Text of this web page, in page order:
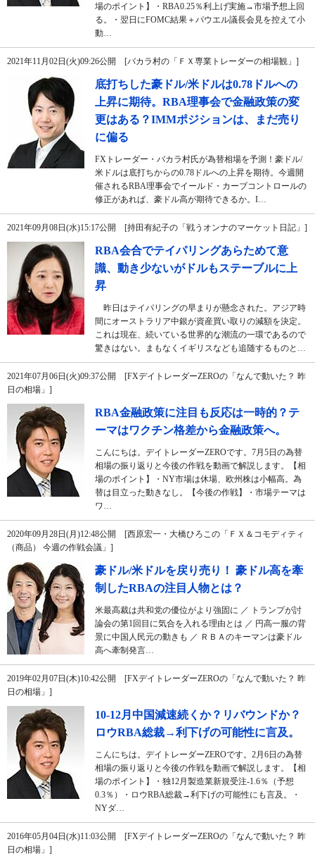
場のポイント】・RBA0.25％利上げ実施→市場予想上回
る。・翌日にFOMC結果＋パウエル議長会見を控えて小
動…
2021年11月02日(火)09:26公開 [バカラ村の「ＦＸ専業トレーダーの相場観」]
底打ちした豪ドル/米ドルは0.78ドルへの
上昇に期待。RBA理事会で金融政策の変
更はある？IMMポジションは、まだ売り
に偏る
FXトレーダー・バカラ村氏が為替相場を予測！豪ドル/
米ドルは底打ちからの0.78ドルへの上昇を期待。今週開
催されるRBA理事会でイールド・カーブコントロールの
修正があれば、豪ドル高が期待できるか。I…
2021年09月08日(水)15:17公開 [持田有紀子の「戦うオンナのマーケット日記」]
RBA会合でテイパリングあらためて意
識、動き少ないがドルもステーブルに上
昇
昨日はテイパリングの早まりが懸念された。アジア時
間にオーストラリア中銀が資産買い取りの減額を決定。
これは現在、続いている世界的な潮流の一環であるので
驚きはない。まもなくイギリスなども追随するものと…
2021年07月06日(火)09:37公開 [FXデイトレーダーZEROの「なんで動いた？ 昨
日の相場」]
RBA金融政策に注目も反応は一時的？テ
ーマはワクチン格差から金融政策へ。
こんにちは。デイトレーダーZEROです。7月5日の為替
相場の振り返りと今後の作戦を動画で解説します。【相
場のポイント】・NY市場は休場、欧州株は小幅高。為
替は目立った動きなし。【今後の作戦】・市場テーマは
ワ…
2020年09月28日(月)12:48公開 [西原宏一・大橋ひろこの「ＦＸ＆コモディティ
（商品） 今週の作戦会議」]
豪ドル/米ドルを戻り売り！ 豪ドル高を牽
制したRBAの注目人物とは？
米最高裁は共和党の優位がより強固に ／ トランプが討
論会の第1回目に気合を入れる理由とは ／ 円高一服の背
景に中国人民元の動きも ／ ＲＢＡのキーマンは豪ドル
高へ牽制発言…
2019年02月07日(木)10:42公開 [FXデイトレーダーZEROの「なんで動いた？ 昨
日の相場」]
10-12月中国減速続くか？リバウンドか？
ロウRBA総裁→利下げの可能性に言及。
こんにちは。デイトレーダーZEROです。2月6日の為替
相場の振り返りと今後の作戦を動画で解説します。【相
場のポイント】・独12月製造業新規受注-1.6％（予想
0.3％）・ロウRBA総裁→利下げの可能性にも言及。・
NYダ…
2016年05月04日(水)11:03公開 [FXデイトレーダーZEROの「なんで動いた？ 昨
日の相場」]